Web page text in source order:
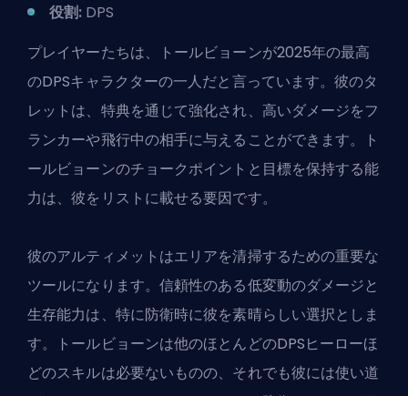
役割: DPS
プレイヤーたちは、トールビョーンが2025年の最高
のDPSキャラクターの一人だと言っています。彼のタ
レットは、特典を通じて強化され、高いダメージをフ
ランカーや飛行中の相手に与えることができます。ト
ールビョーンのチョークポイントと目標を保持する能
力は、彼をリストに載せる要因です。
彼のアルティメットはエリアを清掃するための重要な
ツールになります。信頼性のある低変動のダメージと
生存能力は、特に防衛時に彼を素晴らしい選択としま
す。トールビョーンは他のほとんどのDPSヒーローほ
どのスキルは必要ないものの、それでも彼には使い道